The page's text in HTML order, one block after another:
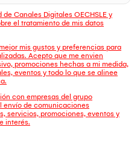
Canales Digitales OECHSLE y
el tratamiento de mis datos
mis gustos y preferencias para
Acepto que me envien
promociones hechas a mi medida,
eventos y todo lo que se alinee
con empresas del grupo
envío de comunicaciones
servicios, promociones, eventos y
interés.